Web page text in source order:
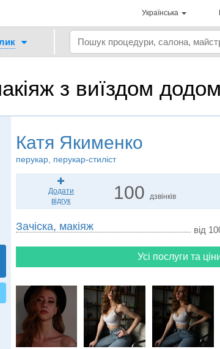
Українська
з виїздом
Катя Якименко
перукар, перукар-стиліст
Додати
відгук
100 дзвінків
Зачіска, макіяж від
Усі послуги та